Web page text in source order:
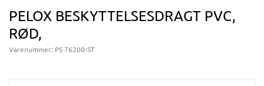
PELOX BESKYTTELSESDRAGT PVC,
RØD,
Varenummer: PS 76200-ST